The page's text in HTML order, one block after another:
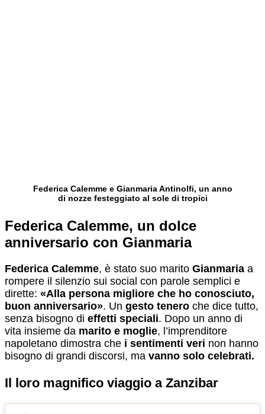
Federica Calemme e Gianmaria Antinolfi, un anno
di nozze festeggiato al sole di tropici
Federica Calemme, un dolce
anniversario con Gianmaria
Federica Calemme, è stato suo marito Gianmaria a
rompere il silenzio sui social con parole semplici e
dirette: «Alla persona migliore che ho conosciuto,
buon anniversario». Un gesto tenero che dice tutto,
senza bisogno di effetti speciali. Dopo un anno di
vita insieme da marito e moglie, l’imprenditore
napoletano dimostra che i sentimenti veri non hanno
bisogno di grandi discorsi, ma vanno solo celebrati.
Il loro magnifico viaggio a Zanzibar